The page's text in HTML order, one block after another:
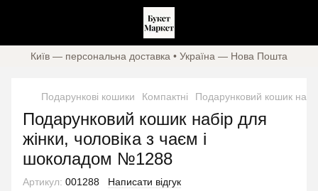
Київ — персональна доставка • Україна — Нова Пошта
Подарункові кошики Компактні Подарунковий кошик
Подарунковий кошик набір для
жінки, чоловіка з чаєм і
шоколадом №1288
Артикул: 001288 Написати відгук